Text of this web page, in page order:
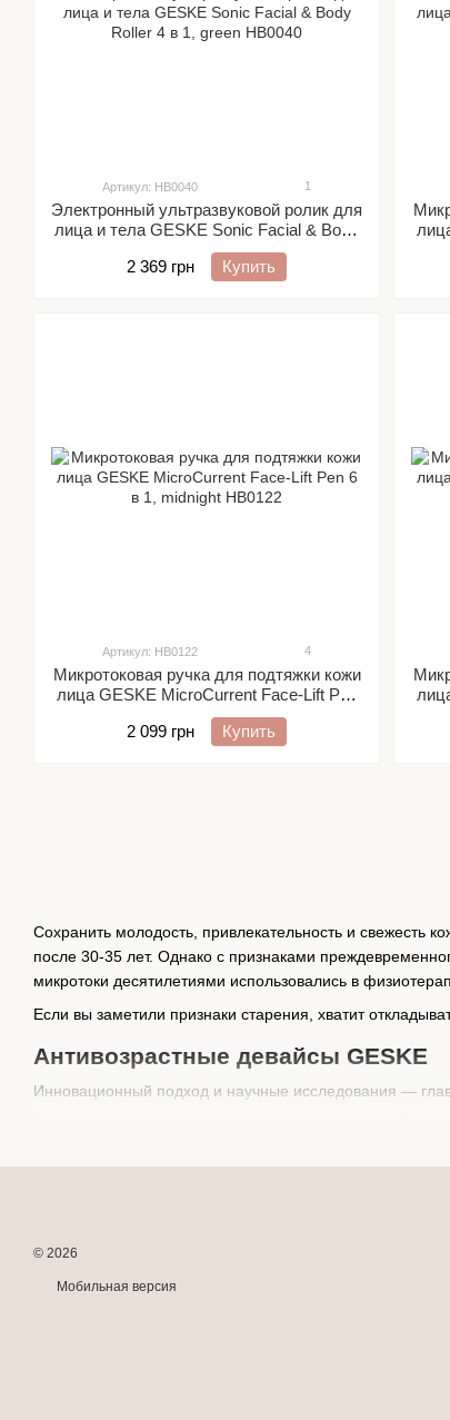
Сохранить молодость, привлекательность и
после 30-35 лет. Однако с признаками
микротоки десятилетиями использовались в
Если вы заметили признаки старения, хватит
Антивозрастные девайсы GESKE
Инновационный подход и научные исследования —
Видеоуроки. В приложении представлено свыше 56
Разработка beauty-рутины. Проведя глубокую
Эффективная мотивация. ИИ отслеживает и
Аппараты для омоложения в домашних условиях
Артикул: HB0040 1
Электронный ультразвуковой ролик для
лица и тела GESKE Sonic Facial & Body
Roller 4 в 1, green
2 369 грн
Купить
Артикул: HB0122 4
Микротоковая ручка для подтяжки кожи
лица GESKE MicroCurrent Face-Lift Pen
6 в 1, midnight
2 099 грн
Купить
© 2026
Мобильная версия